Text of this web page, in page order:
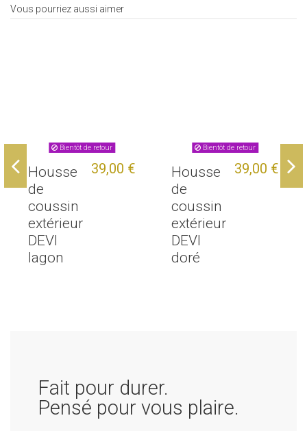
Vous pourriez aussi aimer
Bientôt de retour
Housse
de
coussin
extérieur
DEVI
lagon
39,00 €
Bientôt de retour
Housse
de
coussin
extérieur
DEVI
doré
39,00 €
Bientôt de retour Bientôt de retour
Bientôt de retour
Fait pour durer.
Pensé pour vous plaire.